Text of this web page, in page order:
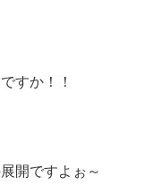
すか！！
開ですよぉ～